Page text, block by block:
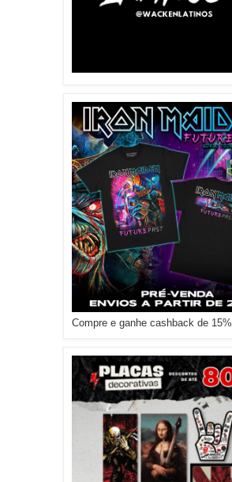
Compre e ganhe cashback de 15%